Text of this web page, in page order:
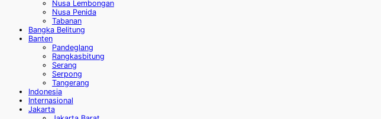
Nusa Lembongan
Nusa Penida
Tabanan
Bangka Belitung
Banten
Pandeglang
Rangkasbitung
Serang
Serpong
Tangerang
Indonesia
Internasional
Jakarta